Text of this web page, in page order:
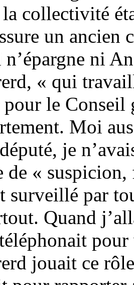
collectivité
un
n’épargne ni
« qui
le Conseil
Moi
je
de «
surveillé par
Quand
jouait ce